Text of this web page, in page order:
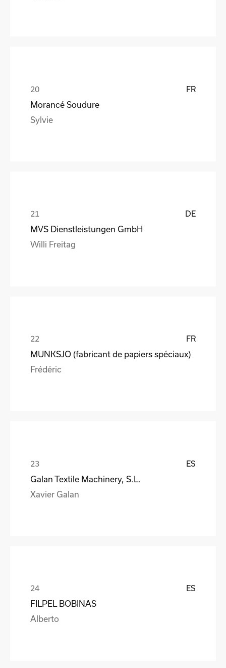
FR
Morancé Soudure
Sylvie
DE
MVS Dienstleistungen GmbH
Willi Freitag
FR
MUNKSJO (fabricant de papiers spéciaux)
Frédéric
ES
Galan Textile Machinery, S.L.
Xavier Galan
ES
FILPEL BOBINAS
Alberto